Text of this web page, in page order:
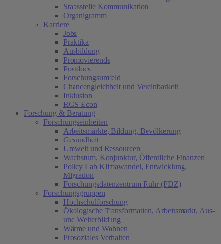
Stabsstelle Kommunikation
Organigramm
Karriere
Jobs
Praktika
Ausbildung
Promovierende
Postdocs
Forschungsumfeld
Chancengleichheit und Vereinbarkeit
Inklusion
RGS Econ
Forschung & Beratung
Forschungseinheiten
Arbeitsmärkte, Bildung, Bevölkerung
Gesundheit
Umwelt und Ressourcen
Wachstum, Konjunktur, Öffentliche Finanzen
Policy Lab Klimawandel, Entwicklung,
Migration
Forschungsdatenzentrum Ruhr (FDZ)
Forschungsgruppen
Hochschulforschung
Ökologische Transformation, Arbeitsmarkt, Aus-
und Weiterbildung
Wärme und Wohnen
Prosoziales Verhalten